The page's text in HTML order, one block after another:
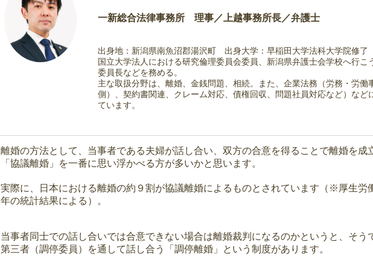
一新総合法律事務所 理事／上越事務所長／弁護士
出身地：新潟県南魚沼郡湯沢町 出身大学：早稲田大学法科大学院修了
国立大学法人における研究倫理委員会委員、新潟県弁護士会学校へ行こ
委員長などを務める。
主な取扱分野は、離婚、金銭問題、相続。また、企業法務（労務・労働
側）、契約書関連、クレーム対応、債権回収、問題社員対応など）など
ています。
離婚の方法として、当事者である夫婦が話し合い、双方の合意を得ることで離婚を成
「協議離婚」を一番に思い浮かべる方が多いかと思います。
実際に、日本における離婚の約９割が協議離婚によるものとされています（※厚生労
年の統計結果による）。
当事者同士での話し合いでは合意できない場合は離婚裁判になるのかというと、そう
第三者（調停委員）を通して話し合う「調停離婚」という制度があります。